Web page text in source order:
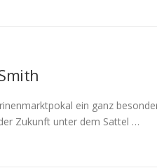
ein ganz
Zukunft unter dem Sattel …